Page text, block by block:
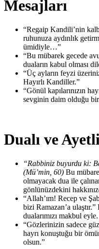
Mesajları
“Regaip Kandili’nin
ruhunuza aydınlık
ümidiyle…”
“Bu mübarek gecede
duaların kabul olması
“Üç ayların feyzi
Hayırlı Kandiller.”
“Gönül kapılarınızın
sevginin daim olduğu
Dualı ve
“Rabbiniz buyurdu ki:
(Mü’min, 60) Bu
olmayacak dua ile
gönlünüzdekini
“Allah’ım! Recep ve
bizi Ramazan’a
dualarımızı makbul
“Gözlerinizin sadece
hayrı konuştuğu bir
olsun.”